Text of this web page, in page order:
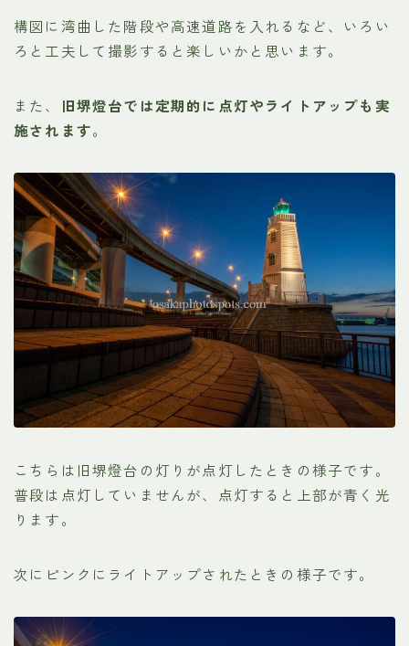
構図に湾曲した階段や高速道路を入れるなど、いろい
ろと工夫して撮影すると楽しいかと思います。
また、
旧堺燈台では定期的に点灯やライトアップも実
施されます。
こちらは旧堺燈台の灯りが点灯したときの様子です。
普段は点灯していませんが、点灯すると上部が青く光
ります。
次にピンクにライトアップされたときの様子です。